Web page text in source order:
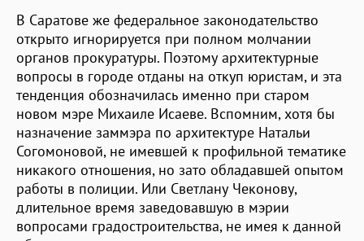
В Саратове же федеральное законодательство
открыто игнорируется при полном молчании
органов прокуратуры. Поэтому архитектурные
вопросы в городе отданы на откуп юристам, и эта
тенденция обозначилась именно при старом
новом мэре Михаиле Исаеве. Вспомним, хотя бы
назначение заммэра по архитектуре Натальи
Согомоновой, не имевшей к профильной тематике
никакого отношения, но зато обладавшей опытом
работы в полиции. Или Светлану Чеконову,
длительное время заведовавшую в мэрии
вопросами градостроительства, не имея к данной